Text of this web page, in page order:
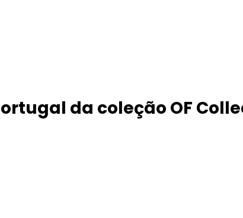
da coleção OF